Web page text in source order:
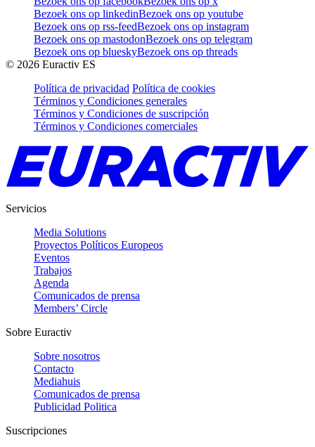
Bezoek ons op linkedinBezoek ons op youtube
Bezoek ons op rss-feedBezoek ons op instagram
Bezoek ons op mastodonBezoek ons op telegram
Bezoek ons op blueskyBezoek ons op threads
© 2026 Euractiv ES
Política de privacidad Política de cookies
Términos y Condiciones generales
Términos y Condiciones de suscripción
Términos y Condiciones comerciales
Servicios
Media Solutions
Proyectos Políticos Europeos
Eventos
Trabajos
Agenda
Comunicados de prensa
Members’ Circle
Sobre Euractiv
Sobre nosotros
Contacto
Mediahuis
Comunicados de prensa
Publicidad Politica
Suscripciones